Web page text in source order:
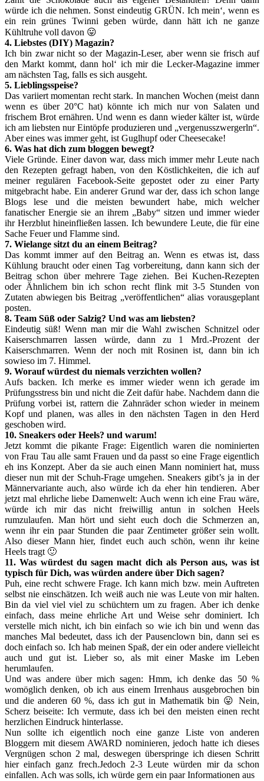
würde ich die nehmen. Sonst eindeutig GRÜN. Ich mein‘, wenn es
ein rein grünes Twinni geben würde, dann hätt ich ne ganze
Kühltruhe voll davon 😛
4. Liebstes (DIY) Magazin?
Ich bin zwar nicht so der Magazin-Leser, aber wenn sie frisch auf
den Markt kommt, dann hol‘ ich mir die Lecker-Magazine immer
am nächsten Tag, falls es sich ausgeht.
5. Lieblingsspeise?
Das variiert momentan recht stark. In manchen Wochen (meist dann
wenn es über 20°C hat) könnte ich mich nur von Salaten und
frischem Brot ernähren. Und wenn es dann wieder kälter ist, würde
ich am liebsten nur Eintöpfe produzieren und „vergenusszwergerln“.
Aber eines was immer geht, ist Guglhupf oder Cheesecake!
6. Was hat dich zum bloggen bewegt?
Viele Gründe. Einer davon war, dass mich immer mehr Leute nach
den Rezepten gefragt haben, von den Köstlichkeiten, die ich auf
meiner regulären Facebook-Seite gepostet oder zu einer Party
mitgebracht habe. Ein anderer Grund war der, dass ich schon lange
Blogs lese und die meisten bewundert habe, mich welcher
fanatischer Energie sie an ihrem „Baby“ sitzen und immer wieder
ihr Herzblut hineinfließen lassen. Ich bewundere Leute, die für eine
Sache Feuer und Flamme sind.
7. Wielange sitzt du an einem Beitrag?
Das kommt immer auf den Beitrag an. Wenn es etwas ist, dass
Kühlung braucht oder einen Tag vorbereitung, dann kann sich der
Beitrag schon über mehrere Tage ziehen. Bei Kuchen-Rezepten
oder Ähnlichem bin ich schon recht flink mit 3-5 Stunden von
Zutaten abwiegen bis Beitrag „veröffentlichen“ alias vorausgeplant
posten.
8. Team Süß oder Salzig? Und was am liebsten?
Eindeutig süß! Wenn man mir die Wahl zwischen Schnitzel oder
Kaiserschmarren lassen würde, dann zu 1 Mrd.-Prozent der
Kaiserschmarren. Wenn der noch mit Rosinen ist, dann bin ich
sowieso im 7. Himmel.
9. Worauf würdest du niemals verzichten wollen?
Aufs backen. Ich merke es immer wieder wenn ich gerade im
Prüfungsstress bin und nicht die Zeit dafür habe. Nachdem dann die
Prüfung vorbei ist, rattern die Zahnräder schon wieder in meinem
Kopf und planen, was alles in den nächsten Tagen in den Herd
geschoben wird.
10. Sneakers oder Heels? und warum!
Jetzt kommt die pikante Frage: Eigentlich waren die nominierten
von Frau Tau alle samt Frauen und da passt so eine Frage eigentlich
eh ins Konzept. Aber da sie auch einen Mann nominiert hat, muss
dieser nun mit der Schuh-Frage umgehen. Sneakers gibt’s ja in der
Männervariante auch, also würde ich da eher hin tendieren. Aber
jetzt mal ehrliche liebe Damenwelt: Auch wenn ich eine Frau wäre,
würde ich mir das nicht freiwillig antun in solchen Heels
rumzulaufen. Man hört und sieht euch doch die Schmerzen an,
wenn ihr ein paar Stunden die paar Zentimeter größer sein wollt.
Also dieser Mann hier, findet euch auch schön, wenn ihr keine
Heels tragt 🙂
11. Was würdest du sagen macht dich als Person aus, was ist
typisch für Dich, was würden andere über Dich sagen?
Puh, eine recht schwere Frage. Ich kann mich bzw. mein Auftreten
selbst nie einschätzen. Ich weiß auch nie was Leute von mir halten.
Bin da viel viel viel zu schüchtern um zu fragen. Aber ich denke
einfach, dass meine ehrliche Art und Weise sehr dominiert. Ich
verstelle mich nicht, ich bin einfach so wie ich bin und wenn das
manches Mal bedeutet, dass ich der Pausenclown bin, dann sei es
doch einfach so. Ich hab meinen Spaß, der ein oder andere vielleicht
auch und gut ist. Lieber so, als mit einer Maske im Leben
herumlaufen.
Und was andere über mich sagen: Hmm, ich denke das 50 %
womöglich denken, ob ich aus einem Irrenhaus ausgebrochen bin
und die anderen 60 %, dass ich gut in Mathematik bin 😛 Nein,
Scherz beiseite: Ich vermute, dass ich bei den meisten einen recht
herzlichen Eindruck hinterlasse.
Nun sollte ich eigentlich noch eine ganze Liste von anderen
Bloggern mit diesem AWARD nominieren, jedoch hatte ich dieses
Vergnügen schon 2 mal, deswegen überspringe ich diesen Schritt
hier einfach ganz frech.Jedoch 2-3 Leute würden mir da schon
einfallen. Ach was solls, ich würde gern ein paar Informationen aus